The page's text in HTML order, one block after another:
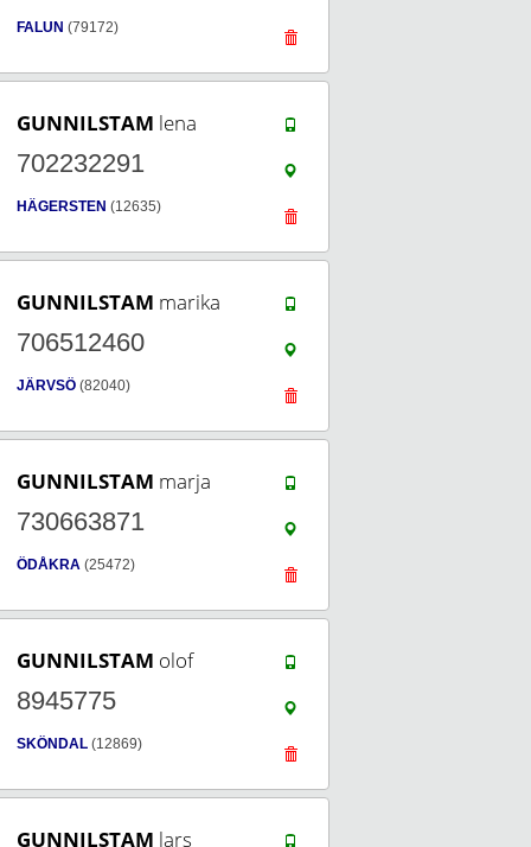
FALUN (79172)
GUNNILSTAM lena
702232291
HÄGERSTEN (12635)
GUNNILSTAM marika
706512460
JÄRVSÖ (82040)
GUNNILSTAM marja
730663871
ÖDÅKRA (25472)
GUNNILSTAM olof
8945775
SKÖNDAL (12869)
GUNNILSTAM lars